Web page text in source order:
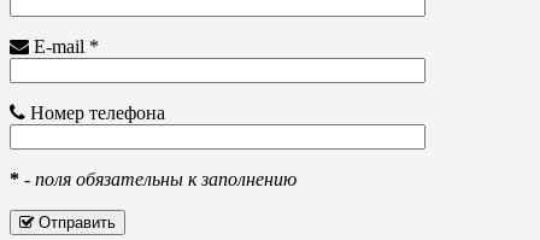
E-mail *
Номер телефона
* - поля обязательны к заполнению
Отправить